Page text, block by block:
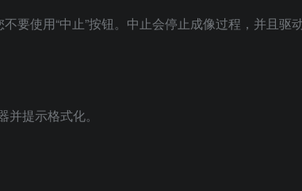
要使用“中止”按钮。中止会停止成像过程，并且驱
提示格式化。